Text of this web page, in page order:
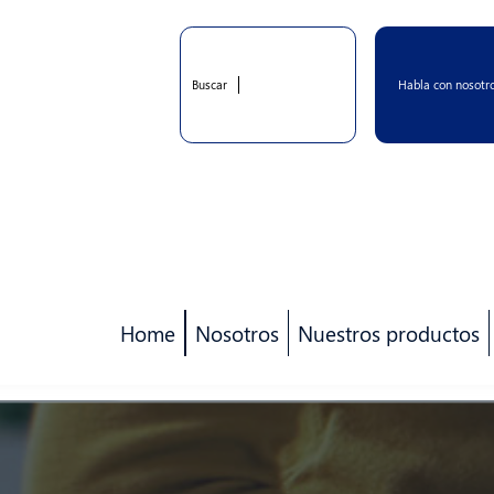
Habla con
Home Nosotros Nuestros productos